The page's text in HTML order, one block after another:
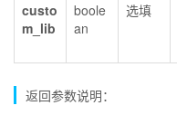
custo
m_lib
boole
an
选填
返回参数说明：